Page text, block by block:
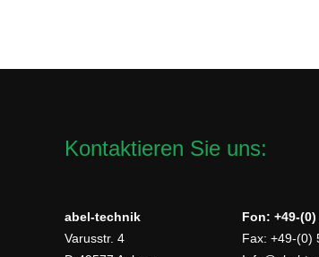
Kontaktieren Sie uns:
abel-technik
Varusstr. 4
Fon: +49-(0)
Fax: +49-(0)